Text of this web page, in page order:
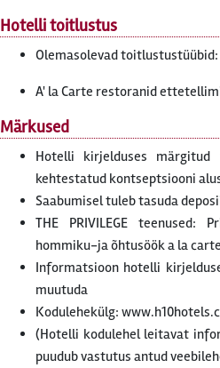
Hotelli toitlustus
Olemasolevad
A' la Carte restoranid
Märkused
Hotelli kirjelduses
kehtestatud kontseptsiooni
Saabumisel tuleb tasuda
THE PRIVILEGE teenused:
hommiku-ja õhtusöök a la
Informatsioon hotelli
muutuda
Kodulehekülg:
(Hotelli kodulehel leitavat
puudub vastutus antud